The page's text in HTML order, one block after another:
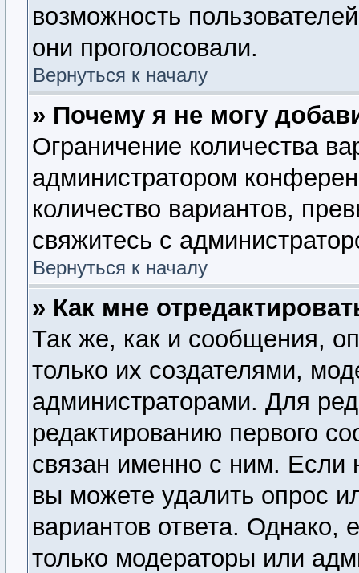
возможность
они проголосовали.
Вернуться к началу
» Почему я не могу
Ограничение количества
администратором
количество вариантов,
свяжитесь с
Вернуться к началу
» Как мне
Так же, как и сообщения,
только их создателями,
администраторами. Для
редактированию первого
связан именно с ним. Если
вы можете удалить опрос
вариантов ответа. Однако,
только модераторы или